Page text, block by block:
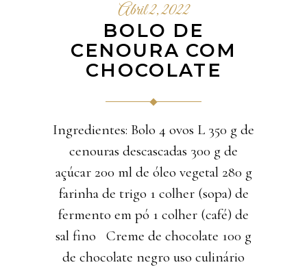
Abril 2, 2022
BOLO DE
CENOURA COM
CHOCOLATE
Ingredientes: Bolo 4 ovos L 350 g de
cenouras descascadas 300 g de
açúcar 200 ml de óleo vegetal 280 g
farinha de trigo 1 colher (sopa) de
fermento em pó 1 colher (café) de
sal fino Creme de chocolate 100 g
de chocolate negro uso culinário